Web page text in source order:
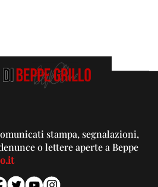
stampa, segnalazioni,
o lettere aperte a Beppe